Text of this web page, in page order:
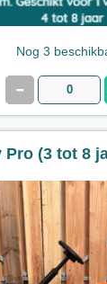
Nog 3
-
(3 tot 8
Geschikt voor